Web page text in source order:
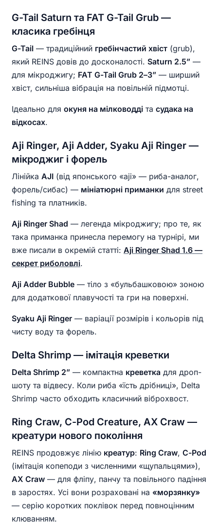
G-Tail Saturn та FAT G-Tail Grub —
класика гребінця
G-Tail — традиційний гребінчастий хвіст (grub),
який REINS довів до досконалості. Saturn 2.5” —
для мікроджигу; FAT G-Tail Grub 2–3” — ширший
хвіст, сильніша вібрація на повільній підмотці.
Ідеально для окуня на мілководді та судака на
відкосах.
Aji Ringer, Aji Adder, Syaku Aji Ringer —
мікроджиг і форель
Лінійка AJI (від японського «aji» — риба-аналог,
форель/сибас) — мініатюрні приманки для street
fishing та платників.
Aji Ringer Shad — легенда мікроджигу; про те, як
така приманка принесла перемогу на турнірі, ми
вже писали в окремій статті: Aji Ringer Shad 1.6 —
секрет риболовлі.
Aji Adder Bubble — тіло з «бульбашковою» зоною
для додаткової плавучості та гри на поверхні.
Syaku Aji Ringer — варіації розмірів і кольорів під
чисту воду та форель.
Delta Shrimp — імітація креветки
Delta Shrimp 2” — компактна креветка для дроп-
шоту та відвесу. Коли риба «їсть дрібниці», Delta
Shrimp часто обходить класичний віброхвост.
Ring Craw, C-Pod Creature, AX Craw —
креатури нового покоління
REINS продовжує лінію креатур: Ring Craw, C-Pod
(імітація копеподи з численними «щупальцями»),
AX Craw — для фліпу, панчу та повільного падіння
в заростях. Усі вони розраховані на «морзянку»
— серію коротких поклівок перед повноцінним
клюванням.